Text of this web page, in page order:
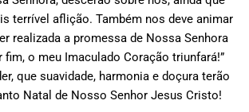
terrível aflição. Também nos deve animar
realizada a promessa de Nossa Senhora
fim, o meu Imaculado Coração triunfará!”
que suavidade, harmonia e doçura terão
Natal de Nosso Senhor Jesus Cristo!